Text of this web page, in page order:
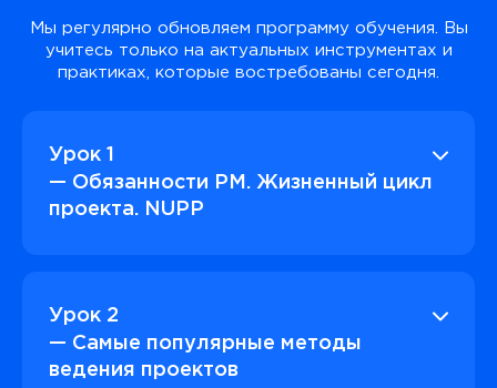
Мы регулярно обновляем программу обучения. Вы
учитесь только на актуальных инструментах и
практиках, которые востребованы сегодня.
Урок 1
— Обязанности PM. Жизненный цикл
проекта. NUPP
Урок 2
— Самые популярные методы
ведения проектов